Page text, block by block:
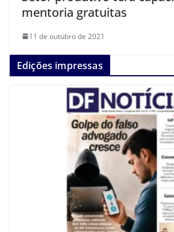
mentoria gratuitas
11 de outubro de 2021
Edições impressas